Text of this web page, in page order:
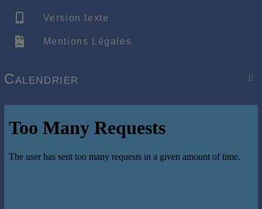
Version texte
Mentions Légales

Calendrier